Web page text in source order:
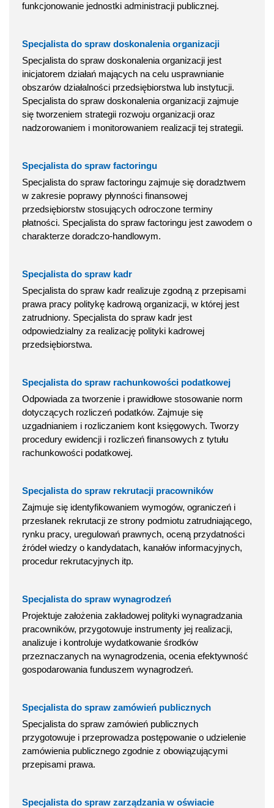
funkcjonowanie jednostki administracji publicznej.
Specjalista do spraw doskonalenia organizacji
Specjalista do spraw doskonalenia organizacji jest
inicjatorem działań mających na celu usprawnianie
obszarów działalności przedsiębiorstwa lub instytucji.
Specjalista do spraw doskonalenia organizacji zajmuje
się tworzeniem strategii rozwoju organizacji oraz
nadzorowaniem i monitorowaniem realizacji tej strategii.
Specjalista do spraw factoringu
Specjalista do spraw factoringu zajmuje się doradztwem
w zakresie poprawy płynności finansowej
przedsiębiorstw stosujących odroczone terminy
płatności. Specjalista do spraw factoringu jest zawodem o
charakterze doradczo-handlowym.
Specjalista do spraw kadr
Specjalista do spraw kadr realizuje zgodną z przepisami
prawa pracy politykę kadrową organizacji, w której jest
zatrudniony. Specjalista do spraw kadr jest
odpowiedzialny za realizację polityki kadrowej
przedsiębiorstwa.
Specjalista do spraw rachunkowości podatkowej
Odpowiada za tworzenie i prawidłowe stosowanie norm
dotyczących rozliczeń podatków. Zajmuje się
uzgadnianiem i rozliczaniem kont księgowych. Tworzy
procedury ewidencji i rozliczeń finansowych z tytułu
rachunkowości podatkowej.
Specjalista do spraw rekrutacji pracowników
Zajmuje się identyfikowaniem wymogów, ograniczeń i
przesłanek rekrutacji ze strony podmiotu zatrudniającego,
rynku pracy, uregulowań prawnych, oceną przydatności
źródeł wiedzy o kandydatach, kanałów informacyjnych,
procedur rekrutacyjnych itp.
Specjalista do spraw wynagrodzeń
Projektuje założenia zakładowej polityki wynagradzania
pracowników, przygotowuje instrumenty jej realizacji,
analizuje i kontroluje wydatkowanie środków
przeznaczanych na wynagrodzenia, ocenia efektywność
gospodarowania funduszem wynagrodzeń.
Specjalista do spraw zamówień publicznych
Specjalista do spraw zamówień publicznych
przygotowuje i przeprowadza postępowanie o udzielenie
zamówienia publicznego zgodnie z obowiązującymi
przepisami prawa.
Specjalista do spraw zarządzania w oświacie